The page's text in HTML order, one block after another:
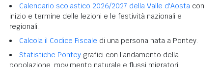
Calendario scolastico 2026/2027 della Valle d'Aosta con
inizio e termine delle lezioni e le festività nazionali e
regionali.
Calcola il Codice Fiscale di una persona nata a Pontey.
Statistiche Pontey grafici con l'andamento della
popolazione, movimento naturale e flussi migratori.